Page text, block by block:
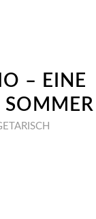
– EINE
SOMMER